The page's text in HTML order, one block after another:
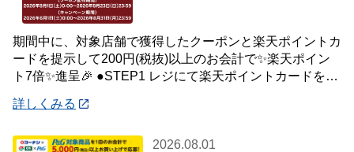
期間中に、対象店舗で獲得したクーポンと楽天ポイントカ
ードを提示して200円(税抜)以上のお会計で✨楽天ポイン
ト7倍✨進呈🎉 ●STEP1 レジにて楽天ポイントカードを提
詳しくみる
2026.08.01